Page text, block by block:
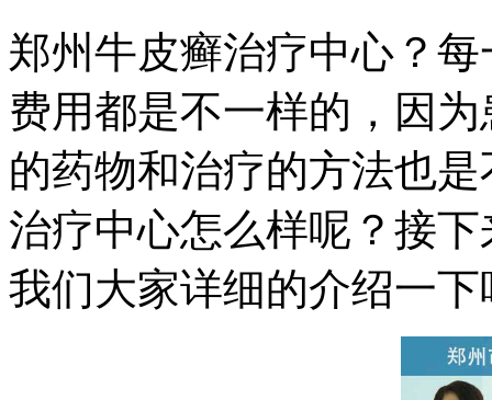
郑州牛皮癣治疗中心？
费用都是不一样的，因
的药物和治疗的方法也
治疗中心怎么样呢？接下
我们大家详细的介绍一下